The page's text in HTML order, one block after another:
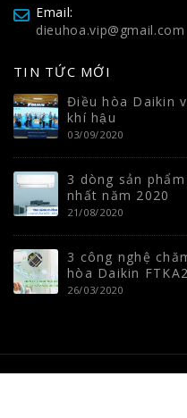
Email:
dieuhoa.vip@gmail.com
TIN TỨC MỚI
Điều hòa Daikin
khí hậu
03/09/2020
3 dòng sản
nhất năm 2020
21/08/2020
3 công nghệ
hòa Daikin
26/03/2020